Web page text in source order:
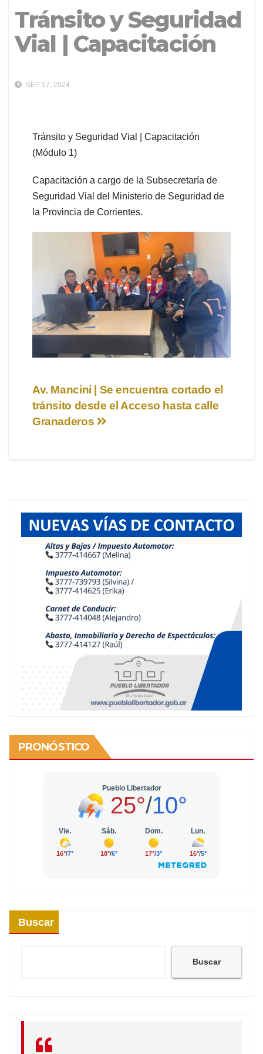
Tránsito y Seguridad
Vial | Capacitación
SEP 17, 2024
Tránsito y Seguridad Vial | Capacitación
(Módulo 1)
Capacitación a cargo de la Subsecretaría de
Seguridad Vial del Ministerio de Seguridad de
la Provincia de Corrientes.
Navegación
de
Av. Mancini | Se encuentra cortado el
tránsito desde el Acceso hasta calle
Granaderos
PRONÓSTICO
Buscar
Buscar